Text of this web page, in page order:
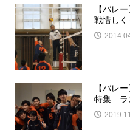
【バレ
戦惜しく
【バレ
特集 ラ